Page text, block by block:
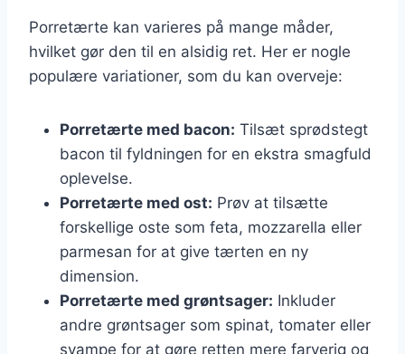
Porretærte kan varieres på mange måder,
hvilket gør den til en alsidig ret. Her er nogle
populære variationer, som du kan overveje:
Porretærte med bacon: Tilsæt sprødstegt
bacon til fyldningen for en ekstra smagfuld
oplevelse.
Porretærte med ost: Prøv at tilsætte
forskellige oste som feta, mozzarella eller
parmesan for at give tærten en ny
dimension.
Porretærte med grøntsager: Inkluder
andre grøntsager som spinat, tomater eller
svampe for at gøre retten mere farverig og